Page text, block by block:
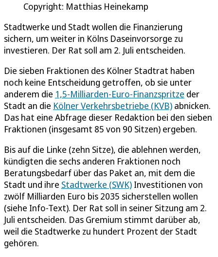
Copyright: Matthias Heinekamp
Stadtwerke und Stadt wollen die Finanzierung
sichern, um weiter in Kölns Daseinvorsorge zu
investieren. Der Rat soll am 2. Juli entscheiden.
Die sieben Fraktionen des Kölner Stadtrat haben
noch keine Entscheidung getroffen, ob sie unter
anderem die 1,5-Milliarden-Euro-Finanzspritze der
Stadt an die Kölner Verkehrsbetriebe (KVB) abnicken.
Das hat eine Abfrage dieser Redaktion bei den sieben
Fraktionen (insgesamt 85 von 90 Sitzen) ergeben.
Bis auf die Linke (zehn Sitze), die ablehnen werden,
kündigten die sechs anderen Fraktionen noch
Beratungsbedarf über das Paket an, mit dem die
Stadt und ihre Stadtwerke (SWK) Investitionen von
zwölf Milliarden Euro bis 2035 sicherstellen wollen
(siehe Info-Text). Der Rat soll in seiner Sitzung am 2.
Juli entscheiden. Das Gremium stimmt darüber ab,
weil die Stadtwerke zu hundert Prozent der Stadt
gehören.